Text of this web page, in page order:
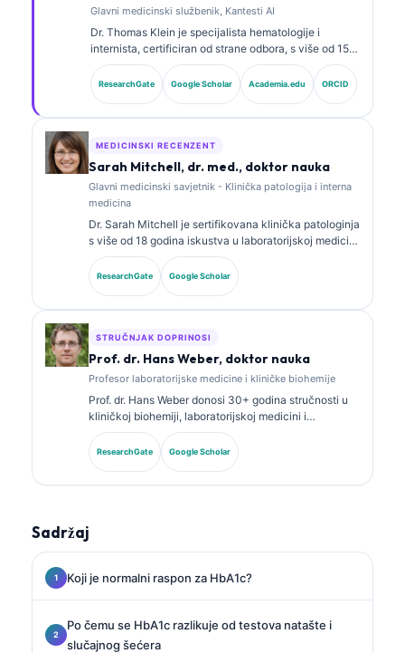
Glavni medicinski službenik, Kantesti AI
Dr. Thomas Klein je specijalista hematologije i
internista, certificiran od strane odbora, s više od 15
godina iskustva u laboratorijskoj medicini i kliničkoj
analizi uz pomoć vještačke inteligencije. Kao glavni
medicinski direktor u Kantesti AI, pruža klinički
radove o interpretaciji biomarkera i laboratorijskoj
dijagnostici na temu laboratorijske medicine.
ResearchGate Google Scholar Academia.edu ORCID
MEDICINSKI RECENZENT
Sarah Mitchell, dr. med., doktor nauka
Glavni medicinski savjetnik - Klinička patologija i interna
medicina
Dr. Sarah Mitchell je sertifikovana klinička patologinja
s više od 18 godina iskustva u laboratorijskoj medicini
i dijagnostičkoj analizi. Ima specijalističke sertifikate
iz kliničke biohemije i opsežno je objavljivala radove
o panelima biomarkera i laboratorijskoj analizi u
ResearchGate Google Scholar
STRUČNJAK DOPRINOSI
Prof. dr. Hans Weber, doktor nauka
Profesor laboratorijske medicine i kliničke biohemije
Prof. dr. Hans Weber donosi 30+ godina stručnosti u
kliničkoj biohemiji, laboratorijskoj medicini i
istraživanju biomarkera. Bivši predsjednik Njemačkog
društva za kliničku hemiju, specijalizovan je za
analizu dijagnostičkih panela, standardizaciju
ResearchGate Google Scholar
Sadržaj
Koji je normalni raspon za HbA1c?
Po čemu se HbA1c razlikuje od testova natašte i
slučajnog šećera